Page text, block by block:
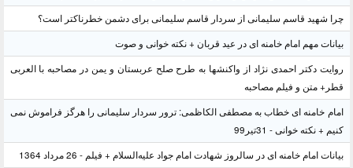
چرا شهید قاسم سلیمانی از سردار قاسم سلیمانی برای دشمن خطرناکتر است؟
بیانات مهم امام خامنه ای در عید قربان + نکته خوانی و صوت
روایت دکتر احمدی نژاد از واکنشها به طرح صلح عربستان و یمن در مصاحبه با العربی
قطر+ متن و فیلم مصاحبه
امام خامنه ای خطاب به مصطفی الکاظمی: ترور سردار سلیمانی را هرگز فراموش نمی
کنیم + نکته خوانی - 31تیر99
بیانات امام خامنه ای در سالروز شهادت امام جواد علیه‌السلام + فیلم - 26 مرداد 1364